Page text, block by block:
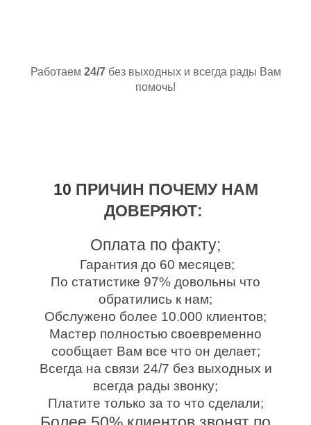
Работаем 24/7без выходных и всегда рады Вам
помочь!
10 ПРИЧИН ПОЧЕМУ НАМ
ДОВЕРЯЮТ:
Оплата по факту;
Гарантия до 60 месяцев;
По статистике 97% довольны что
обратились к нам;
Обслужено более 10.000 клиентов;
Мастер полностью своевременно
сообщает Вам все что он делает;
Всегда на связи 24/7 без выходных и
всегда рады звонку;
Платите только за то что сделали;